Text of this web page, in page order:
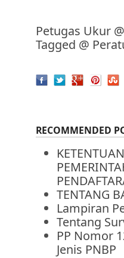
Petugas Ukur @
Tagged @
RECOMMENDED
TENTANG
Lampiran
Tentang
PP Nomor
Jenis PNBP